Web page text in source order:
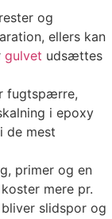
og
ellers kan
gulvet udsættes
fugtspærre,
i epoxy
de mest
primer og en
mere pr.
slidspor og